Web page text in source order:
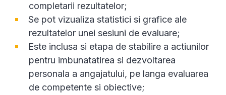
completarii rezultatelor;
Se pot vizualiza statistici si grafice ale
rezultatelor unei sesiuni de evaluare;
Este inclusa si etapa de stabilire a actiunilor
pentru imbunatatirea si dezvoltarea
personala a angajatului, pe langa evaluarea
de competente si obiective;